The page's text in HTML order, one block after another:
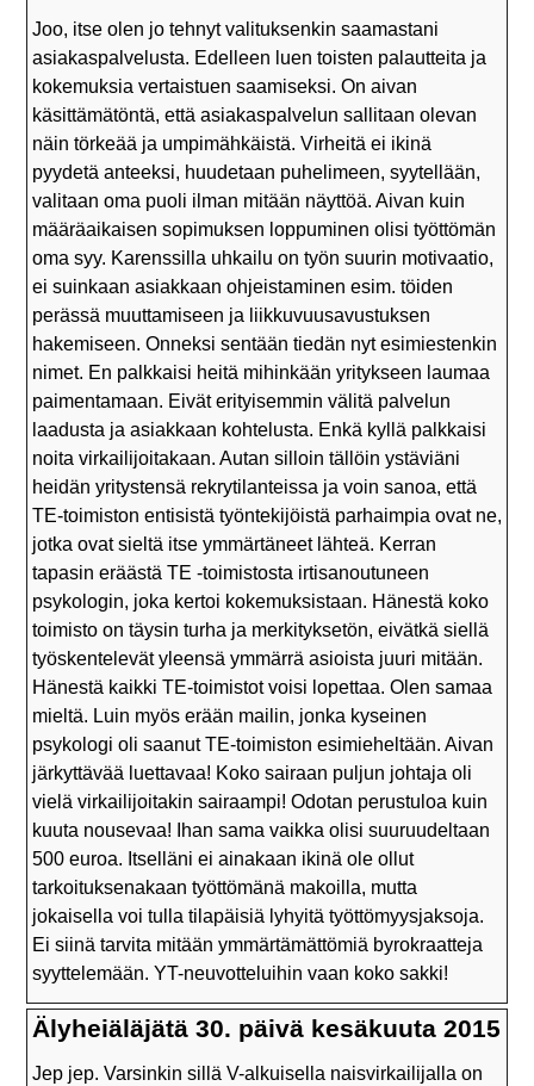
Joo, itse olen jo tehnyt valituksenkin saamastani
asiakaspalvelusta. Edelleen luen toisten palautteita ja
kokemuksia vertaistuen saamiseksi. On aivan
käsittämätöntä, että asiakaspalvelun sallitaan olevan
näin törkeää ja umpimähkäistä. Virheitä ei ikinä
pyydetä anteeksi, huudetaan puhelimeen, syytellään,
valitaan oma puoli ilman mitään näyttöä. Aivan kuin
määräaikaisen sopimuksen loppuminen olisi työttömän
oma syy. Karenssilla uhkailu on työn suurin motivaatio,
ei suinkaan asiakkaan ohjeistaminen esim. töiden
perässä muuttamiseen ja liikkuvuusavustuksen
hakemiseen. Onneksi sentään tiedän nyt esimiestenkin
nimet. En palkkaisi heitä mihinkään yritykseen laumaa
paimentamaan. Eivät erityisemmin välitä palvelun
laadusta ja asiakkaan kohtelusta. Enkä kyllä palkkaisi
noita virkailijoitakaan. Autan silloin tällöin ystäviäni
heidän yritystensä rekrytilanteissa ja voin sanoa, että
TE-toimiston entisistä työntekijöistä parhaimpia ovat ne,
jotka ovat sieltä itse ymmärtäneet lähteä. Kerran
tapasin eräästä TE -toimistosta irtisanoutuneen
psykologin, joka kertoi kokemuksistaan. Hänestä koko
toimisto on täysin turha ja merkityksetön, eivätkä siellä
työskentelevät yleensä ymmärrä asioista juuri mitään.
Hänestä kaikki TE-toimistot voisi lopettaa. Olen samaa
mieltä. Luin myös erään mailin, jonka kyseinen
psykologi oli saanut TE-toimiston esimieheltään. Aivan
järkyttävää luettavaa! Koko sairaan puljun johtaja oli
vielä virkailijoitakin sairaampi! Odotan perustuloa kuin
kuuta nousevaa! Ihan sama vaikka olisi suuruudeltaan
500 euroa. Itselläni ei ainakaan ikinä ole ollut
tarkoituksenakaan työttömänä makoilla, mutta
jokaisella voi tulla tilapäisiä lyhyitä työttömyysjaksoja.
Ei siinä tarvita mitään ymmärtämättömiä byrokraatteja
syyttelemään. YT-neuvotteluihin vaan koko sakki!
Älyheiäläjätä 30. päivä kesäkuuta 2015
Jep jep. Varsinkin sillä V-alkuisella naisvirkailijalla on